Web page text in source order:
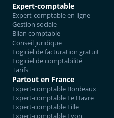
Expert-comptable
Expert-comptable en ligne
Gestion sociale
Bilan comptable
Conseil juridique
Logiciel de facturation gratuit
Logiciel de comptabilité
Tarifs
Partout en France
Expert-comptable Bordeaux
Expert-comptable Le Havre
Expert-comptable Lille
Expert-comptable Lyon